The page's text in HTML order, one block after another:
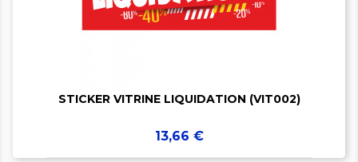

STICKER VITRINE LIQUIDATION (VIT002)
Prix
13,66 €